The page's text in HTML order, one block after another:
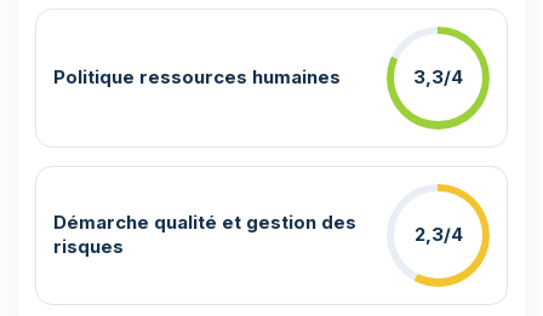
Politique ressources humaines 3,3/4
Démarche qualité et gestion des
risques
2,3/4